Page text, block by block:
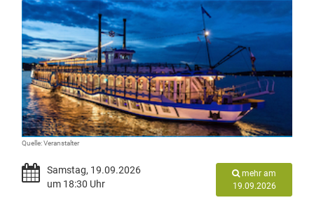
Quelle: Veranstalter
Samstag, 19.09.2026
um 18:30 Uhr
mehr am
19.09.2026